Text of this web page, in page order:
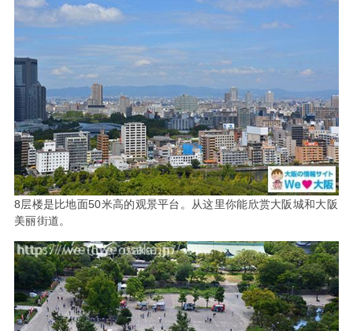
8层楼是比地面50米高的观景平台。从这里你能欣赏大阪城和大阪
美丽街道。